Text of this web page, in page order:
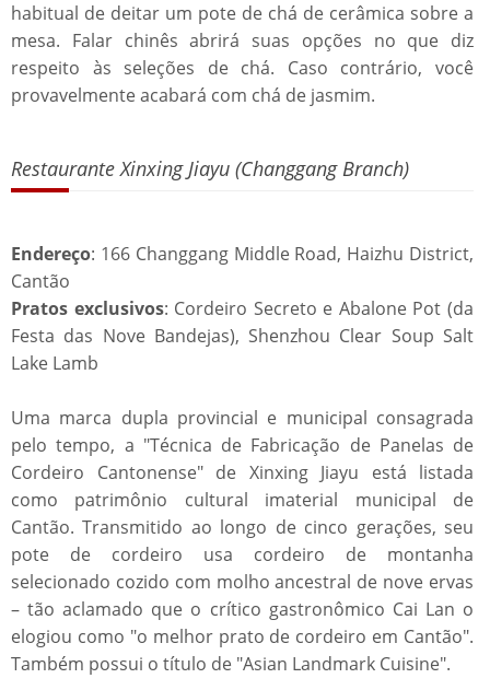
habitual de deitar um pote de chá de cerâmica sobre a
mesa. Falar chinês abrirá suas opções no que diz
respeito às seleções de chá. Caso contrário, você
provavelmente acabará com chá de jasmim.
Restaurante Xinxing Jiayu (Changgang Branch)
Endereço: 166 Changgang Middle Road, Haizhu District,
Cantão
Pratos exclusivos: Cordeiro Secreto e Abalone Pot (da
Festa das Nove Bandejas), Shenzhou Clear Soup Salt
Lake Lamb
Uma marca dupla provincial e municipal consagrada
pelo tempo, a "Técnica de Fabricação de Panelas de
Cordeiro Cantonense" de Xinxing Jiayu está listada
como patrimônio cultural imaterial municipal de
Cantão. Transmitido ao longo de cinco gerações, seu
pote de cordeiro usa cordeiro de montanha
selecionado cozido com molho ancestral de nove ervas
– tão aclamado que o crítico gastronômico Cai Lan o
elogiou como "o melhor prato de cordeiro em Cantão".
Também possui o título de "Asian Landmark Cuisine".